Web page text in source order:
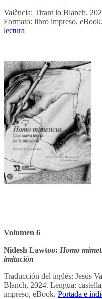
València: Tirant lo Blanch,
Formato: libro impreso, eBook.
lectura
Volumen 6
Nidesh Lawtoo: Homo
imitación
Traducción del inglés: Jesús
Blanch, 2024. Lengua:
impreso, eBook. Portada e